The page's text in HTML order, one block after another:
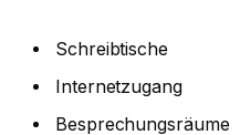
Schreibtische
Internetzugang
Besprechungsräume